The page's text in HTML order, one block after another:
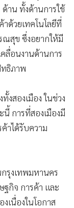
าน ทั้งด้านการใช้
ด้วยเทคโนโลยีที่
ณสุข ซึ่งอยากให้มี
ลื่อนงานด้านการ
ธิภาพ
งสองเมือง ในช่วง
การที่สองเมืองมี
าได้รับความ
รุงเทพมหานคร
ฐกิจ การค้า และ
เนื่องในโอกาส